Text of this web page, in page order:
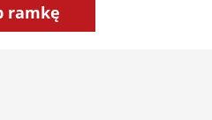
ramkę